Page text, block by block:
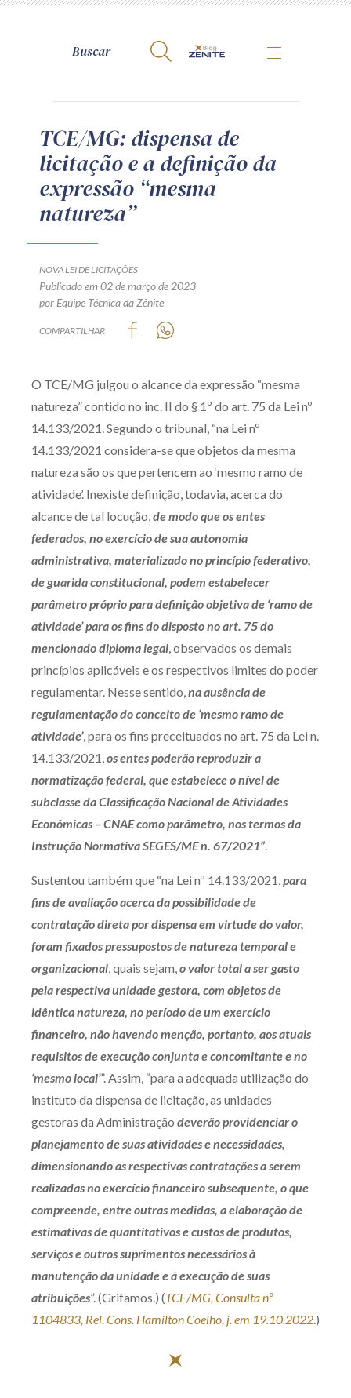
A Zênite
Como publicar conosco
Site da Zênite
Política de Privacidade
Guia de Direitos dos Titulares de Dados
Encarregado (contato)
Zênite Fácil IA
Zênite Play
Orientação por Escrito
Mentoria Zênite
Capacitação
Zênite Online
Eventos presenciais
Zênite in Company
Diferenciais
Receba por RSS
Av. Sete de Setembro, 4698
Batel Curitiba/PR CEP80240-000
Telefone (41) 2109-8666
TCE/MG: dispensa de
licitação e a definição da
expressão “mesma
natureza”
NOVA LEI DE LICITAÇÕES
Publicado em 02 de março de 2023
por Equipe Técnica da Zênite
COMPARTILHAR
O TCE/MG julgou o alcance da expressão “mesma
natureza” contido no inc. II do § 1º do art. 75 da Lei nº
14.133/2021. Segundo o tribunal, “na Lei nº
14.133/2021 considera-se que objetos da mesma
natureza são os que pertencem ao ‘mesmo ramo de
atividade’. Inexiste definição, todavia, acerca do
alcance de tal locução,de modo que os entes
federados, no exercício de sua autonomia
administrativa, materializado no princípio federativo,
de guarida constitucional, podem estabelecer
parâmetro próprio para definição objetiva de ‘ramo de
atividade’ para os fins do disposto no art. 75 do
mencionado diploma legal, observados os demais
princípios aplicáveis e os respectivos limites do poder
regulamentar. Nesse sentido,na ausência de
regulamentação do conceito de ‘mesmo ramo de
atividade’, para os fins preceituados no art. 75 da Lei n.
14.133/2021,os entes poderão reproduzir a
normatização federal, que estabelece o nível de
subclasse da Classificação Nacional de Atividades
Econômicas – CNAE como parâmetro, nos termos da
Instrução Normativa SEGES/ME n. 67/2021”.
Sustentou também que “na Lei nº 14.133/2021,para
fins de avaliação acerca da possibilidade de
contratação direta por dispensa em virtude do valor,
foram fixados pressupostos de natureza temporal e
organizacional, quais sejam,o valor total a ser gasto
pela respectiva unidade gestora, com objetos de
idêntica natureza, no período de um exercício
financeiro, não havendo menção, portanto, aos atuais
requisitos de execução conjunta e concomitante e no
‘mesmo local’”. Assim, “para a adequada utilização do
instituto da dispensa de licitação, as unidades
gestoras da Administração deverão providenciar o
planejamento de suas atividades e necessidades,
dimensionando as respectivas contratações a serem
realizadas no exercício financeiro subsequente, o que
compreende, entre outras medidas, a elaboração de
estimativas de quantitativos e custos de produtos,
serviços e outros suprimentos necessários à
manutenção da unidade e à execução de suas
atribuições”. (Grifamos.) (TCE/MG, Consulta nº
1104833, Rel. Cons. Hamilton Coelho, j. em 19.10.2022.)